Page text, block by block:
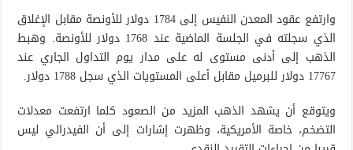
وارتفع عقود المعدن النفيس إلى 1784 دولار للأونصة مقابل الإغلاق
الذي سجلته في الجلسة الماضية عند 1768 دولار للأونصة. وهبط
الذهب إلى أدنى مستوى له على مدار يوم التداول الجاري عند
17767 دولار للبرميل مقابل أعلى المستويات الذي سجل 1788 دولار.
ويتوقع أن يشهد الذهب المزيد من الصعود كلما ارتفعت معدلات
التضخم، خاصة الأمريكية، وظهرت إشارات إلى أن الفيدرالي ليس